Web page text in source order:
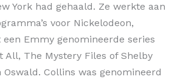
York had gehaald. Ze werkte aan
voor Nickelodeon,
Emmy genomineerde series
All, The Mystery Files of Shelby
Oswald. Collins was genomineerd